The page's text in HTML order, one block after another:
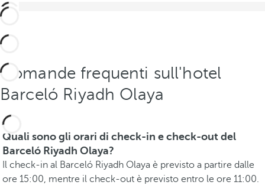
Domande frequenti sull'hotel
Barceló Riyadh Olaya
Quali sono gli orari di check-in e check-out del
Barceló Riyadh Olaya?
Il check-in al Barceló Riyadh Olaya è previsto a partire dalle
ore 15:00, mentre il check-out è previsto entro le ore 11:00.